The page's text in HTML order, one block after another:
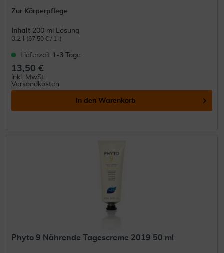
Zur Körperpflege
Inhalt 200 ml Lösung
0.2 l
(67,50 € / 1 l)
Lieferzeit 1-3 Tage
13,50 €
inkl. MwSt.
Versandkosten
In den Warenkorb
Phyto 9 Nährende Tagescreme 2019 50 ml